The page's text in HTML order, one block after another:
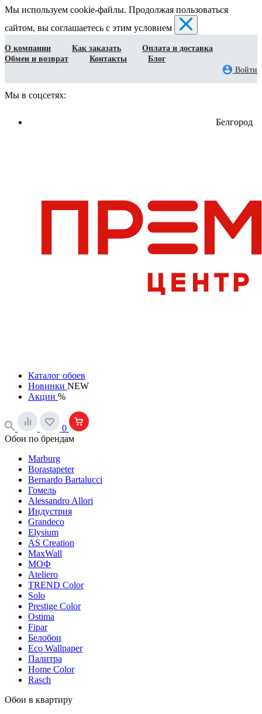
Мы используем cookie-файлы. Продолжая пользоваться
сайтом, вы соглашаетесь с этим условием
О компании Как заказать
Оплата и доставка
Обмен и возврат
Контакты
Блог
Войти
Мы в соцсетях:
Белгород
Каталог обоев
Новинки NEW
Акции %
0
Обои по брендам
Marburg
Borastapeter
Bernardo Bartalucci
Гомель
Alessandro Allori
Индустрия
Grandeco
Elysium
AS Creation
MaxWall
МОФ
Ateliero
TREND Color
Solo
Prestige Color
Ostima
Fipar
Белобои
Eco Wallpaper
Палитра
Home Color
Rasch
Обои в квартиру